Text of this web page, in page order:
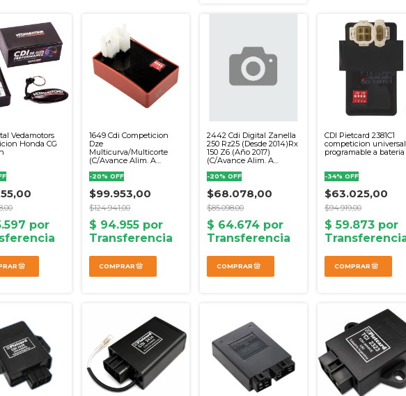
Vedamotors
Honda CG
1649 Cdi Competicion
Dze
Multicurva/Multicorte
(C/Avance Alim. A
-20% OFF
$99.953,00
$124.941,00
2442 Cdi Digital Zanella
250 Rz25 (Desde 2014)Rx
150 Z6 (Año 2017)
(C/Avance Alim. A
-20% OFF
$68.078,00
$85.098,00
CDI Pietcard 2381C1
competicion universal
programable a bateria
-34% OFF
$63.025,00
$94.919,00